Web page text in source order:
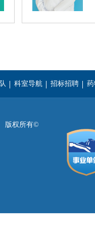
科室导航 招标招聘
版权所有©